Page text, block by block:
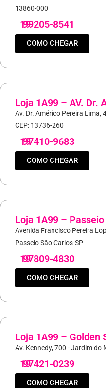
13860-000
19
99205-8541
COMO CHEGAR
Loja 1A99 – AV. Dr.
Av. Dr. Américo Pereira
CEP: 13736-260
19
97410-9683
COMO CHEGAR
Loja 1A99 –
Avenida Francisco Pereira
Passeio São Carlos-SP
19
97809-4830
COMO CHEGAR
Loja 1A99 – Golden
Av. Kennedy, 700 - Jardim do
19
97421-0239
COMO CHEGAR